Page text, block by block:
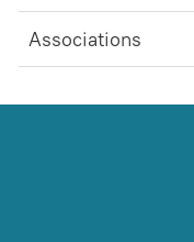
Associations